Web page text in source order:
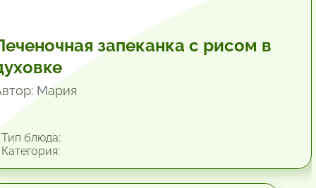
запеканка с рисом в
Мария
блюда: